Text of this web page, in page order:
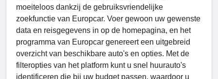
moeiteloos dankzij de gebruiksvriendelijke
zoekfunctie van Europcar. Voer gewoon uw gewenste
data en reisgegevens in op de homepagina, en het
programma van Europcar genereert een uitgebreid
overzicht van beschikbare auto's en opties. Met de
filteropties van het platform kunt u snel huurauto's
identificeren die bij uw budget passen, waardoor u